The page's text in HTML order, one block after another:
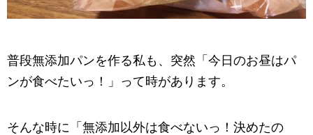
普段無添加パンを作る私も、突然「今日のお昼はパ
ンが食べたいっ！」って時があります。
そんな時に「無添加以外は食べないっ！決めたの